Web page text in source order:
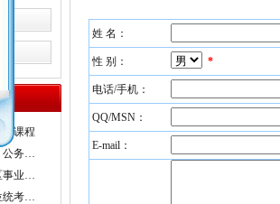
课程
公务…
事业…
统考…
姓 名：
性 别： *
电话/手机：
QQ/MSN：
E-mail：